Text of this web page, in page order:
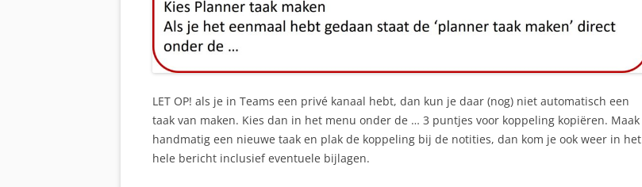
LET OP! als je in Teams een privé kanaal hebt, dan kun je daar (nog) niet automatisch een
taak van maken. Kies dan in het menu onder de … 3 puntjes voor koppeling kopiëren. Maak
handmatig een nieuwe taak en plak de koppeling bij de notities, dan kom je ook weer in het
hele bericht inclusief eventuele bijlagen.